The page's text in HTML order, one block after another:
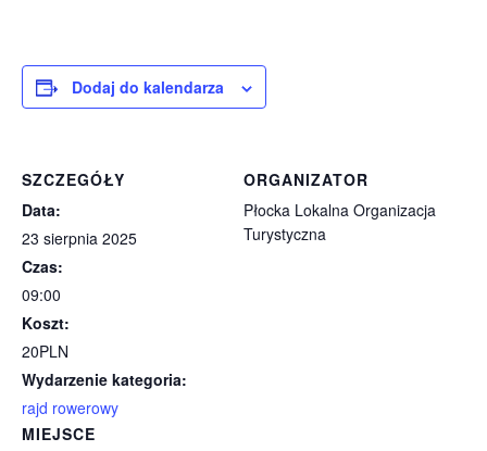
Dodaj do kalendarza
SZCZEGÓŁY
Data:
23 sierpnia 2025
Czas:
09:00
Koszt:
20PLN
Wydarzenie kategoria:
rajd rowerowy
MIEJSCE
ORGANIZATOR
Płocka Lokalna Organizacja
Turystyczna